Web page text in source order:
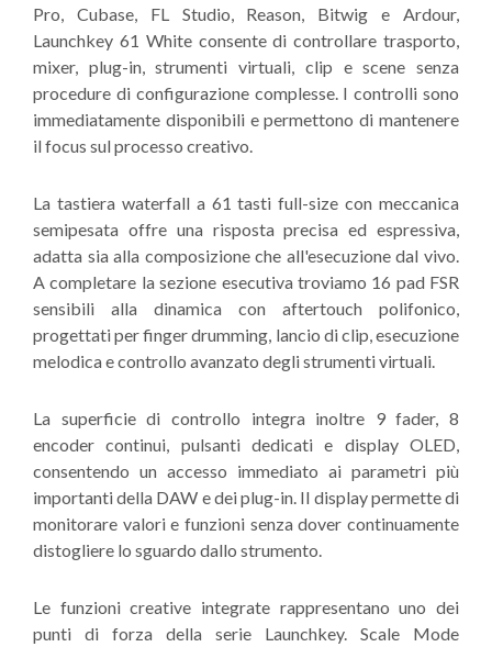
Pro, Cubase, FL Studio, Reason, Bitwig e Ardour,
Launchkey 61 White consente di controllare trasporto,
mixer, plug-in, strumenti virtuali, clip e scene senza
procedure di configurazione complesse. I controlli sono
immediatamente disponibili e permettono di mantenere
il focus sul processo creativo.
La tastiera waterfall a 61 tasti full-size con meccanica
semipesata offre una risposta precisa ed espressiva,
adatta sia alla composizione che all'esecuzione dal vivo.
A completare la sezione esecutiva troviamo 16 pad FSR
sensibili alla dinamica con aftertouch polifonico,
progettati per finger drumming, lancio di clip, esecuzione
melodica e controllo avanzato degli strumenti virtuali.
La superficie di controllo integra inoltre 9 fader, 8
encoder continui, pulsanti dedicati e display OLED,
consentendo un accesso immediato ai parametri più
importanti della DAW e dei plug-in. Il display permette di
monitorare valori e funzioni senza dover continuamente
distogliere lo sguardo dallo strumento.
Le funzioni creative integrate rappresentano uno dei
punti di forza della serie Launchkey. Scale Mode